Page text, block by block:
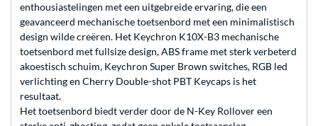
enthousiastelingen met een uitgebreide ervaring, die een
geavanceerd mechanische toetsenbord met een minimalistisch
design wilde creëren. Het Keychron K10X-B3 mechanische
toetsenbord met fullsize design, ABS frame met sterk verbeterd
akoestisch schuim, Keychron Super Brown switches, RGB led
verlichting en Cherry Double-shot PBT Keycaps is het
resultaat.
Het toetsenbord biedt verder door de N-Key Rollover een